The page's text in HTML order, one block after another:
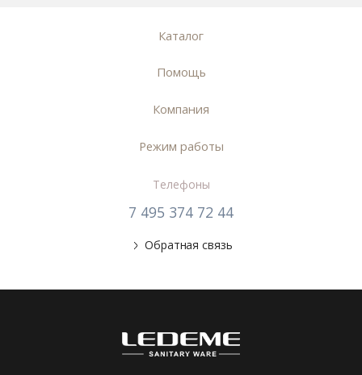
Каталог
Помощь
Компания
Режим работы
Телефоны
7 495 374 72 44
Обратная связь